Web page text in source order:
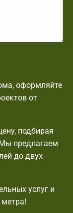
оформляйте
от
подбирая
предлагаем
до двух
услуг и